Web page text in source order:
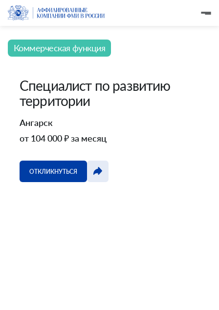
Коммерческая функция
Специалист по развитию
территории
Ангарск
от 104 000 ₽ за месяц
ОТКЛИКНУТЬСЯ